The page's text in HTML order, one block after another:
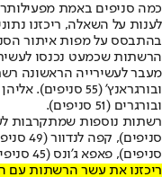
כמה סניפים באמת מפעילות
לענות על השאלה, ריכזנו
בהתבסס על מפות איתור
הרשתות שכמעט נכנסו
ובורגרים (51 סניפים).
סניפים), פאפא ג'ונס (45 סניפים) ובוטיק סנטרל (42 סניפים).
ריכזנו את עשר הרשתות עם